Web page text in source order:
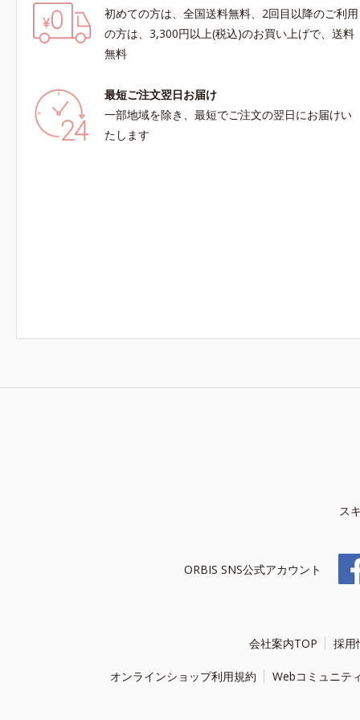
初めての方は、全国送料無料、2回目以降のご利用
の方は、3,300円以上(税込)のお買い上げで、送料
無料
最短ご注文翌日お届け
一部地域を除き、最短でご注文の翌日にお届けい
たします
ス
ORBIS SNS公式アカウント
会社案内TOP 採用
オンラインショップ利用規約 Webコミュニテ